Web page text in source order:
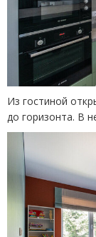
Из гостиной
до горизонта. В